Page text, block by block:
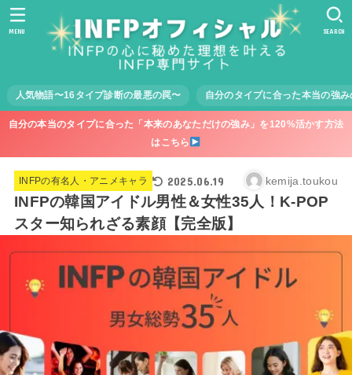
人気物語〜16タイプ診断の最悪の罠〜 自分のタイプに合った本当の強
SEARCH
MENU
自分の本当のタイプに合った「本来のあなただけの強み」を120%活かす方法
はこちら
INFPの有名人・アニメキャラ 2025.06.19 kemija.toukou
INFPの韓国アイドル男性＆女性35人！K-POP
スター知られざる素顔【完全版】